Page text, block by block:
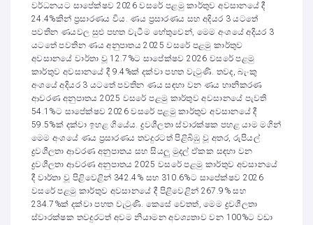
වර්ධනයට සාපේක්ෂව 2026 වසරේ පළමු කාර්තුව අවසානයේ දී
24.4%කින් ප්‍රසාරණය විය. ණය ප්‍රසාරණය සහ අදියර 3 යටතේ
පවතින ණයවල සුළු පහත වැටීම හේතුවෙන්, මෙම අංශයේ අදියර 3
යටතේ පවතින ණය අනුපාතය 2025 වසරේ පළමු කාර්තුව
අවසානයේ වාර්තා වූ 12.7%ට සාපේක්ෂව 2026 වසරේ පළමු
කාර්තුව අවසානයේ දී 9.4%ක් දක්වා පහත වැටුණි. තවද, බැංකු
අංශයේ අදියර 3 යටතේ පවතින ණය සඳහා වන ණය හානිකරණ
ආවරණ අනුපාතය 2025 වසරේ පළමු කාර්තුව අවසානයේ පැවති
54.1%ට සාපේක්ෂව 2026 වසරේ පළමු කාර්තුව අවසානයේ දී
59.5%ක් දක්වා ඉහළ ගියේය. ද්‍රවශීලතා ස්වාරක්ෂක පහළ යාම මගින්
මෙම අංශයේ ණය ප්‍රසාරණය තවදුරටත් පිළිබිඹු වූ අතර, රුපියල්
ද්‍රවශීලතා ආවරණ අනුපාතය සහ සියලු මුදල් ඒකක සඳහා වන
ද්‍රවශීලතා ආවරණ අනුපාතය 2025 වසරේ පළමු කාර්තුව අවසානයේ
දී වාර්තා වූ පිළිවෙළින් 342.4% සහ 310.6%ට සාපේක්ෂව 2026
වසරේ පළමු කාර්තුව අවසානයේ දී පිළිවෙළින් 267.9% සහ
234.7%ක් දක්වා පහත වැටුණි. කෙසේ වෙතත්, මෙම ද්‍රවශීලතා
ස්වාරක්ෂක තවදුරටත් අවම නියාමන අවශ්‍යතාව වන 100%ට වඩා